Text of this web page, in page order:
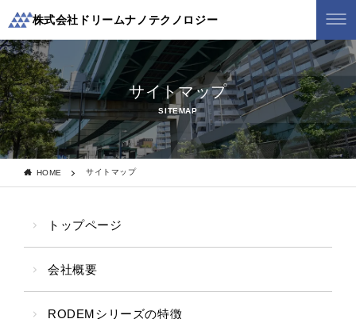
株式会社ドリームナノテクノロジー
サイトマップ
SITEMAP
HOME サイトマップ
トップページ
会社概要
RODEMシリーズの特徴